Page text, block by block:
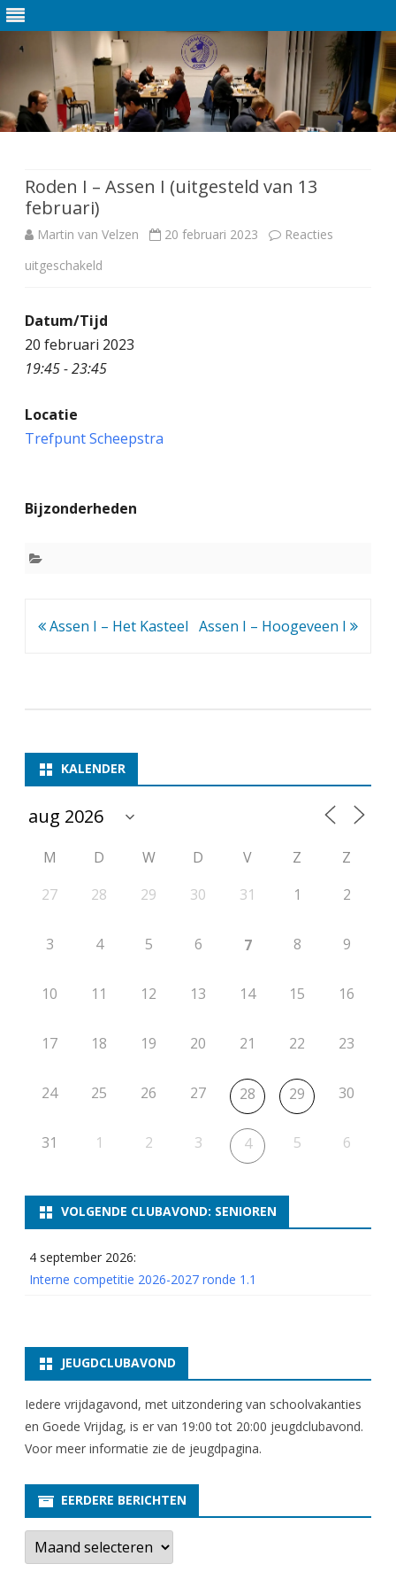
de
inhoud
Roden I – Assen I (uitgesteld van 13
februari)
Martin van Velzen 20 februari 2023
Reacties
uitgeschakeld
o
n
I
(
u
i
t
e
e
d
n
1
3
f
b
r
u
a
i
)
Datum/Tijd
20 februari 2023
19:45 - 23:45
Locatie
Trefpunt Scheepstra
Bijzonderheden
Bericht
Assen I – Het Kasteel Assen I – Hoogeveen I
KALENDER
M D W D V Z
Z
27
28 29 30 31 1 2
3 4 5 6 7 8 9
10 11 12 13 14 15 16
17 18 19 20 21 22 23
24 25 26 27 28 29 30
31 1 2 3 4 5 6
VOLGENDE CLUBAVOND: SENIOREN
4 september 2026:
Interne competitie 2026-2027 ronde 1.1
JEUGDCLUBAVOND
Iedere vrijdagavond, met uitzondering van schoolvakanties
en Goede Vrijdag, is er van 19:00 tot 20:00 jeugdclubavond.
Voor meer informatie zie de jeugdpagina.
EERDERE BERICHTEN
E
r